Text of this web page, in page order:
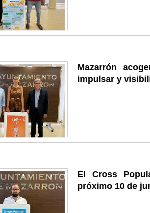
Mazarrón
impulsar y
El Cross
próximo 10 de